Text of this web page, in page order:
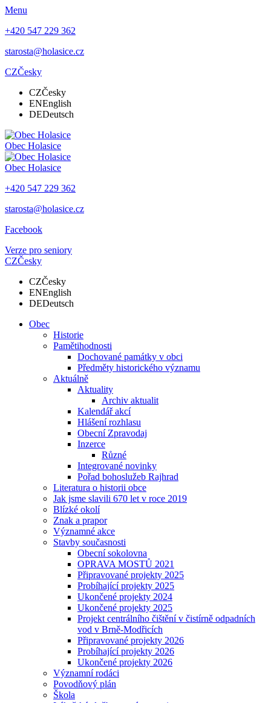
Menu
+420 547 229 362
starosta@holasice.cz
CZČesky
CZČesky
ENEnglish
DEDeutsch
Obec Holasice
Obec Holasice
+420 547 229 362
starosta@holasice.cz
Facebook
Verze pro seniory
CZČesky
CZČesky
ENEnglish
DEDeutsch
Obec
Historie
Pamětihodnosti
Dochované památky v obci
Předměty historického významu
Aktuálně
Aktuality
Archiv aktualit
Kalendář akcí
Hlášení rozhlasu
Obecní Zpravodaj
Inzerce
Různé
Integrované novinky
Pořad bohoslužeb Rajhrad
Literatura o historii obce
Jak jsme slavili 670 let v roce 2019
Blízké okolí
Znak a prapor
Významné akce
Stavby současnosti
Obecní sokolovna
OPRAVA MOSTŮ 2021
Připravované projekty 2025
Probíhající projekty 2025
Ukončené projekty 2024
Ukončené projekty 2025
Projekt centrálního čištění v čistírně odpadních
vod v Brně-Modřicích
Připravované projekty 2026
Probíhající projekty 2026
Ukončené projekty 2026
Významní rodáci
Povodňový plán
Škola